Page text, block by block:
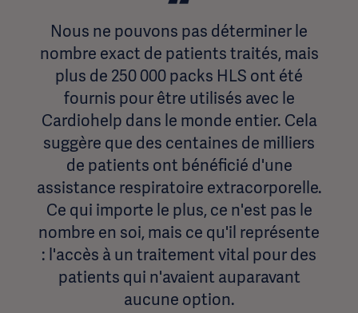
Nous ne pouvons pas déterminer le
nombre exact de patients traités, mais
plus de 250 000 packs HLS ont été
fournis pour être utilisés avec le
Cardiohelp dans le monde entier. Cela
suggère que des centaines de milliers
de patients ont bénéficié d'une
assistance respiratoire extracorporelle.
Ce qui importe le plus, ce n'est pas le
nombre en soi, mais ce qu'il représente
: l'accès à un traitement vital pour des
patients qui n'avaient auparavant
aucune option.